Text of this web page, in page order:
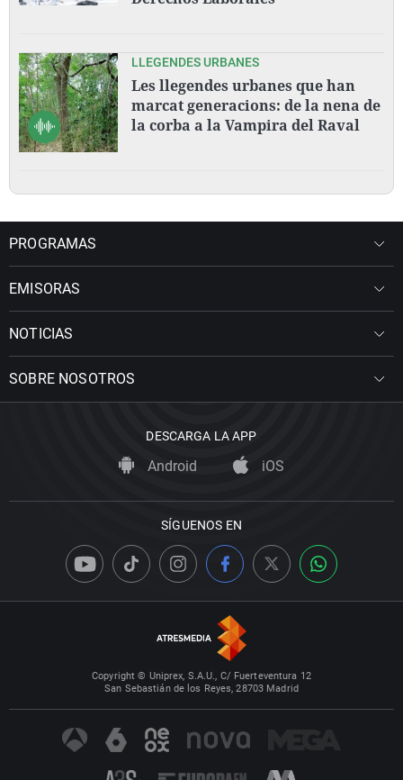
LLEGENDES URBANES
Les llegendes urbanes que han
marcat generacions: de la nena de
la corba a la Vampira del Raval
PROGRAMAS
EMISORAS
NOTICIAS
SOBRE NOSOTROS
DESCARGA LA APP
Android iOS
SÍGUENOS EN
Copyright © Uniprex, S.A.U., C/ Fuerteventura 12
San Sebastián de los Reyes, 28703 Madrid